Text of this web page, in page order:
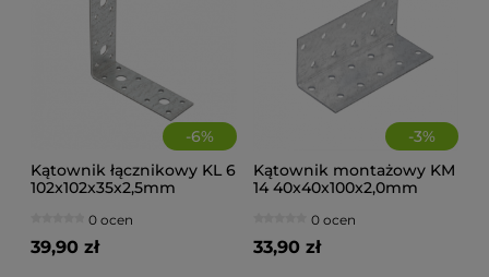
-6%
Kątownik łącznikowy KL 6
102x102x35x2,5mm
0 ocen
39,90 zł
-3%
Kątownik montażowy KM
14 40x40x100x2,0mm
0 ocen
33,90 zł